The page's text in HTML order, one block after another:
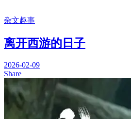
杂文趣事
离开西游的日子
2026-02-09
Share